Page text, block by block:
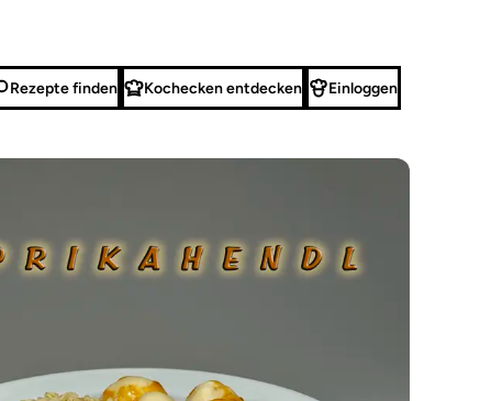
Rezepte finden Kochecken entdecken Einloggen